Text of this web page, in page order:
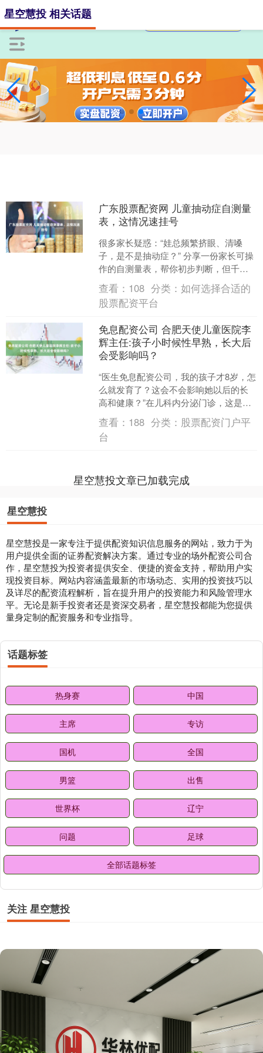
星空慧投 相关话题
广东股票配资网 儿童抽动症自测量
表，这情况速挂号
很多家长疑惑：“娃总频繁挤眼、清嗓
子，是不是抽动症？” 分享一份家长可操
作的自测量表，帮你初步判断，但千万
别凭量表自行下结论广东股票配资网，
没改善立刻找医生！ ....
查看： 108 分类：如何选择合适的
股票配资平台
免息配资公司 合肥天使儿童医院李
辉主任:孩子小时候性早熟，长大后
会受影响吗？
“医生免息配资公司，我的孩子才8岁，怎
么就发育了？这会不会影响她以后的长
高和健康？”在儿科内分泌门诊，这是家
长们最常问、也最焦虑的问题之一。 一
旦孩子被诊断为性....
查看： 188 分类： 股票配资门户平
台
星空慧投文章已加载完成
星空慧投
星空慧投是一家专注于提供配资知识信息服务的网站，致力于为
用户提供全面的证券配资解决方案。通过专业的场外配资公司合
作，星空慧投为投资者提供安全、便捷的资金支持，帮助用户实
现投资目标。网站内容涵盖最新的市场动态、实用的投资技巧以
及详尽的配资流程解析，旨在提升用户的投资能力和风险管理水
平。无论是新手投资者还是资深交易者，星空慧投都能为您提供
量身定制的配资服务和专业指导。
话题标签
热身赛 中国
主席 专访
国机 全国
男篮 出售
世界杯 辽宁
问题 足球
全部话题标签
关注 星空慧投